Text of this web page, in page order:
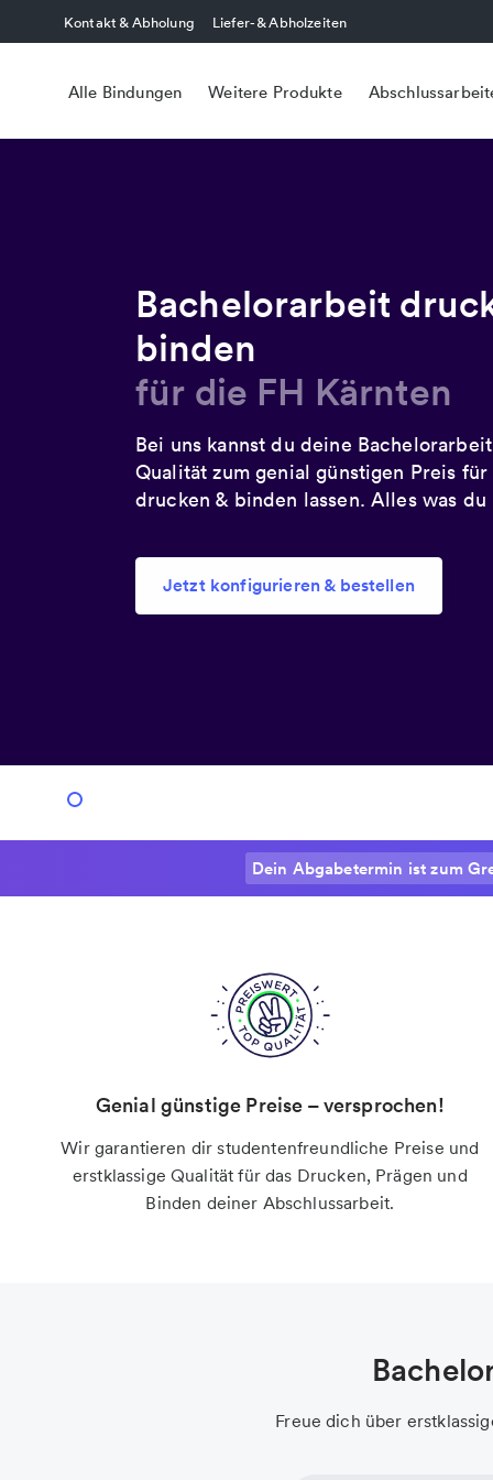
Kontakt & Abholung Liefer- & Abholzeiten
Alle Bindungen Weitere Produkte
Bachelorarbeit
binden
für die FH Kärnten
Bei uns kannst du deine
Qualität zum genial günstigen Preis
drucken & binden lassen. Alles was
Jetzt konfigurieren & bestellen
Dein Abgabetermin ist zum
Genial günstige Preise – versprochen!
Wir garantieren dir studentenfreundliche Preise und
erstklassige Qualität für das Drucken, Prägen und
Binden deiner Abschlussarbeit.
Freue dich über